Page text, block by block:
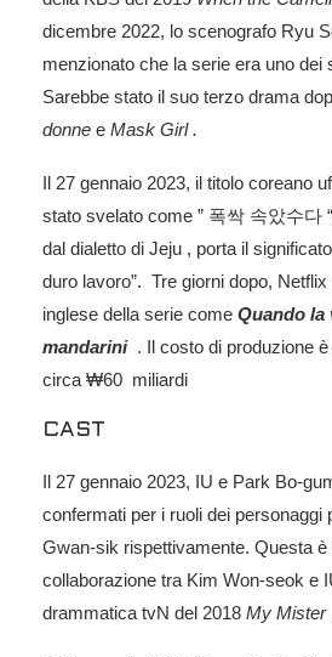
dicembre 2022, lo scenografo Ryu
menzionato che la serie era uno dei
Sarebbe stato il suo terzo drama
donne e Mask Girl .
Il 27 gennaio 2023, il titolo coreano
stato svelato come ” 폭싹 속았수다
dal dialetto di Jeju , porta il
duro lavoro”. Tre giorni dopo,
inglese della serie come Quando la
mandarini. Il costo di produzione è
circa ₩60 miliardi
CAST
Il 27 gennaio 2023, IU e Park Bo-
confermati per i ruoli dei personaggi
Gwan-sik rispettivamente. Questa è
collaborazione tra Kim Won-seok e
drammatica tvN del 2018 My Mister